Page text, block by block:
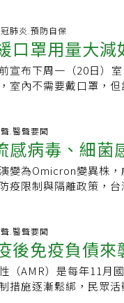
就醫嗎？Ａ：如需前
變措施。Ｑ３：快篩
？Ａ：指揮中心提醒
具慢性病或免疫不全/
去24小時無尿或尿量
住親友接送、自行就醫
「公費清冠一號」，
也會開立隔離治療通
住同戶者日常生活請
別，請假依據建議採
斷證明。不過請假作
」（無不利處分）。2.
年度病假日數計算及
後保護力非永久，「
院、重症及死亡機率
較多人感染，那階段
蓋率，在世界仍是排
呼籲尚未接種疫苗，
縣市將增加接種可近
：「疫苗加一，解封
完成基礎劑」及「6
者。Q3: 「疫苗加一，
。Q5: 曾確診可以施打
；若已打過至少兩劑
：去年曾接種莫德納
，去（111）年接種雙
1劑雙價BA.4/5次世代
肺炎.預防自保
口罩用量大
宣布下周一（20日）
室內不需要戴口罩，
口罩，提醒口罩保存
隆說，台灣氣候潮濕
，民眾最好把家中沒拆
櫃最好放置防潮盒，
濕度維持在55%左右
年長者、免疫低下者
，且無法保持適當距
、免疫低下者，務必
染給脆弱族群指揮中
.醫聲要聞
感病毒、細
債：這樣做可
變為Omicron變異株
疫限制與隔離政策，
染同樣令人憂心。林
一旦解除，人類活動
的感染預防措施，也不
債」。《刺胳針》研
The Lancet）》今年
.醫聲要聞
後免疫負債
恐致年死3.3
（AMR）是每年11月
措施逐漸鬆綁，民眾